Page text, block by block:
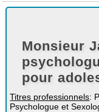
Monsieur
pour
Titres professionnels:
Psychologue et